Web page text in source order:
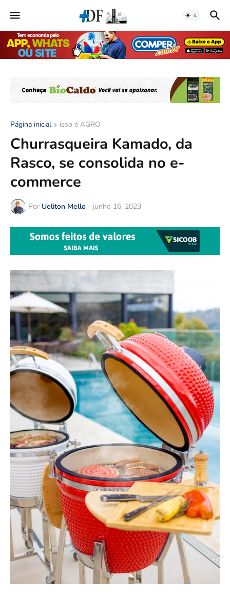
Página inicial isso é AGRO
Churrasqueira Kamado, da
Rasco, se consolida no e-
commerce
Por Ueliton Mello - junho 16, 2023